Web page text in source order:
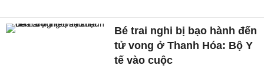
Bé trai nghi bị bạo hành đến
tử vong ở Thanh Hóa: Bộ Y
tế vào cuộc